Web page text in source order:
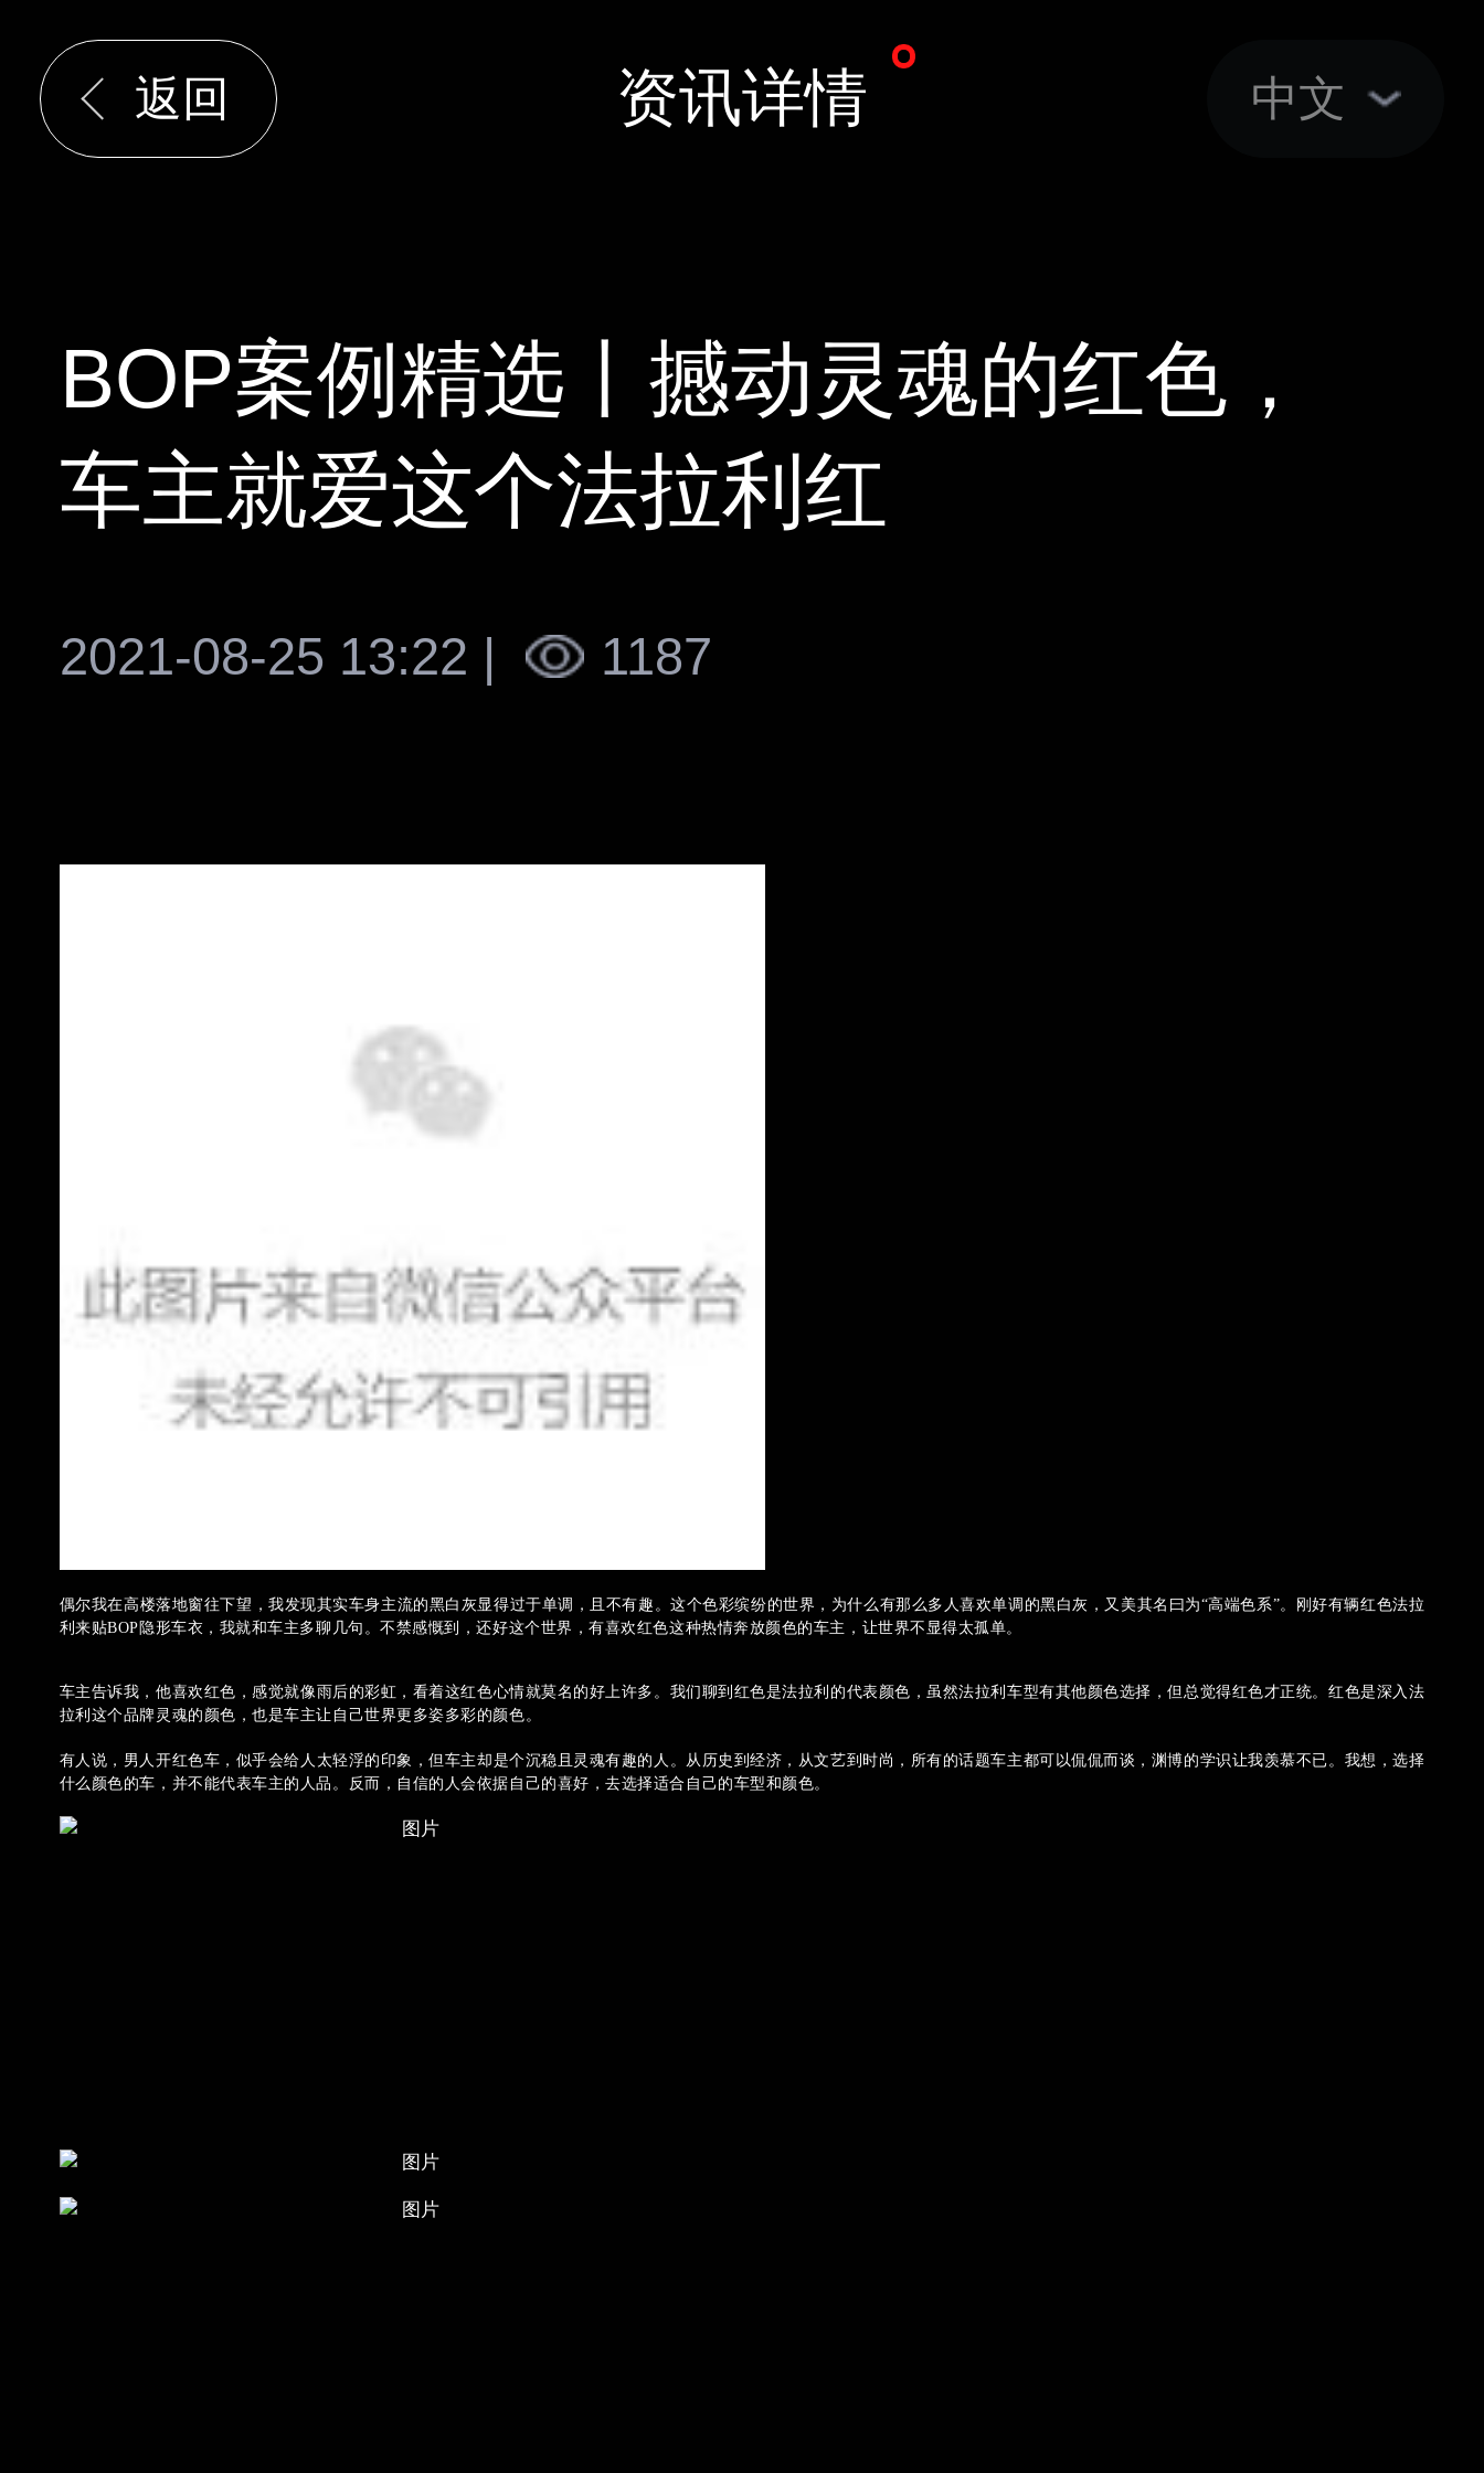
返回 资讯详情 中文
BOP案例精选丨撼动灵魂的红色，
车主就爱这个法拉利红
2021-08-25 13:22 | 1187
偶尔我在高楼落地窗往下望，我发现其实车身主流的黑白灰显得过于单调，且不有趣。这个色彩缤纷的世界，为什么有那么多人喜欢单调的黑白灰，又美其名曰为“高端色系”。刚好有辆红色法拉
利来贴BOP隐形车衣，我就和车主多聊几句。不禁感慨到，还好这个世界，有喜欢红色这种热情奔放颜色的车主，让世界不显得太孤单。
车主告诉我，他喜欢红色，感觉就像雨后的彩虹，看着这红色心情就莫名的好上许多。我们聊到红色是法拉利的代表颜色，虽然法拉利车型有其他颜色选择，但总觉得红色才正统。红色是深入法
拉利这个品牌灵魂的颜色，也是车主让自己世界更多姿多彩的颜色。
有人说，男人开红色车，似乎会给人太轻浮的印象，但车主却是个沉稳且灵魂有趣的人。从历史到经济，从文艺到时尚，所有的话题车主都可以侃侃而谈，渊博的学识让我羡慕不已。我想，选择
什么颜色的车，并不能代表车主的人品。反而，自信的人会依据自己的喜好，去选择适合自己的车型和颜色。